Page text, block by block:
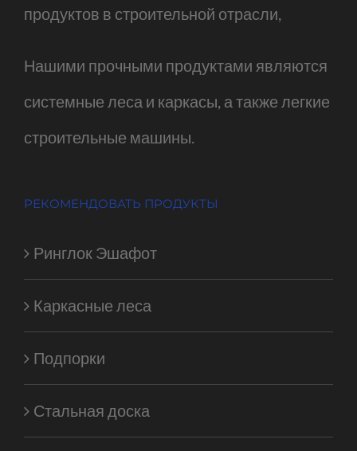
продуктов в строительной отрасли,
Нашими прочными продуктами являются
системные леса и каркасы, а также легкие
строительные машины.
РЕКОМЕНДОВАТЬ ПРОДУКТЫ
Ринглок Эшафот
Каркасные леса
Подпорки
Стальная доска